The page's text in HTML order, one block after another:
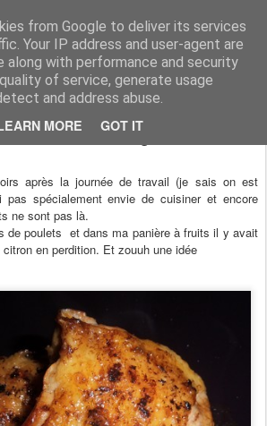
from Google to deliver its services
Your IP address and user-agent are
along with performance and security
of service, generate usage
and address abuse.
MORE GOT IT
Virginie
Mariné aux Agrumes
après la journée de travail (je sais on est
pas spécialement envie de cuisiner et encore
ne sont pas là.
de poulets et dans ma panière à fruits il y avait
en perdition. Et zouuh une idée